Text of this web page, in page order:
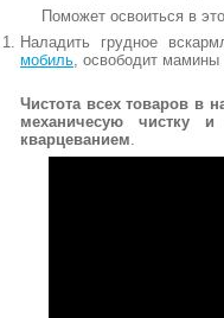
Поможет освоиться в
Наладить грудное
мобиль, освободит мамины
Чистота всех товаров в
механичесую чистку и
кварцеванием.